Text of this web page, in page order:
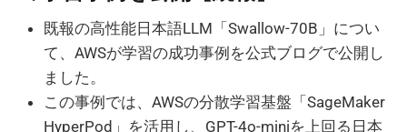
既報の高性能日本語LLM「Swallow-70B」につい
て、AWSが学習の成功事例を公式ブログで公開し
ました。
この事例では、AWSの分散学習基盤「SageMaker
HyperPod」を活用し、GPT-4o-miniを上回る日本